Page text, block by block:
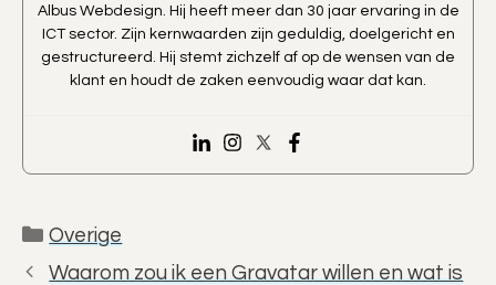
Albus Webdesign. Hij heeft meer dan 30 jaar ervaring in de
ICT sector. Zijn kernwaarden zijn geduldig, doelgericht en
gestructureerd. Hij stemt zichzelf af op de wensen van de
klant en houdt de zaken eenvoudig waar dat kan.
Categorieën
Overige
Waarom zou ik een Gravatar willen en wat is